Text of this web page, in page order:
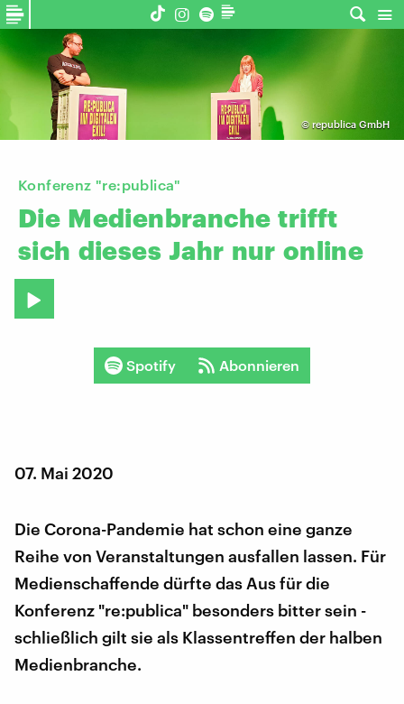
© republica GmbH
Konferenz "re:publica"
Die Medienbranche trifft
sich dieses Jahr nur online
Spotify Abonnieren
07. Mai 2020
Die Corona-Pandemie hat schon eine ganze
Reihe von Veranstaltungen ausfallen lassen. Für
Medienschaffende dürfte das Aus für die
Konferenz "re:publica" besonders bitter sein -
schließlich gilt sie als Klassentreffen der halben
Medienbranche.